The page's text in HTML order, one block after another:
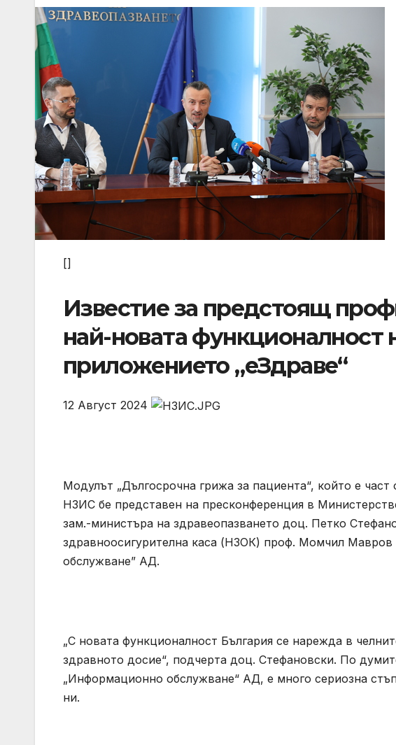
[]
Известие за предстоящ
най-новата функционалност
приложението „еЗдраве“
12 Август 2024
Модулът „Дългосрочна грижа за пациента“, който е
НЗИС бе представен на пресконференция в
зам.-министъра на здравеопазването доц. Петко
здравноосигурителна каса (НЗОК) проф. Момчил
обслужване” АД.
„С новата функционалност България се нарежда в
здравното досие“, подчерта доц. Стефановски. По
„Информационно обслужване“ АД, е много сериозна
ни.